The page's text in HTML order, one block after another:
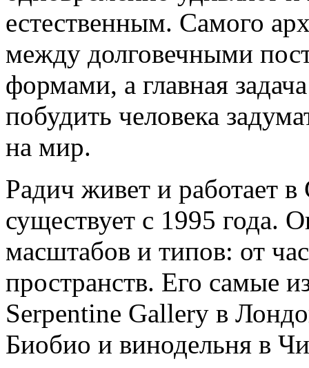
естественным. Самого
между долговечными
формами, а главная
побудить человека
на мир.
Радич живет и работает
существует с 1995 года.
масштабов и типов: от
пространств. Его самые
Serpentine Gallery в
Биобио и винодельня в